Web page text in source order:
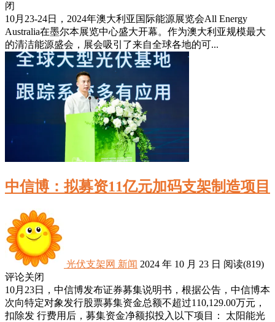
闭
10月23-24日，2024年澳大利亚国际能源展览会All Energy
Australia在墨尔本展览中心盛大开幕。作为澳大利亚规模最大
的清洁能源盛会，展会吸引了来自全球各地的可...
中信博：拟募资11亿元加码支架制造项目
光伏支架网 新闻 2024 年 10 月 23 日 阅读(819)
评论关闭
10月23日，中信博发布证券募集说明书，根据公告，中信博本
次向特定对象发行股票募集资金总额不超过110,129.00万元，
扣除发 行费用后，募集资金净额拟投入以下项目： 太阳能光